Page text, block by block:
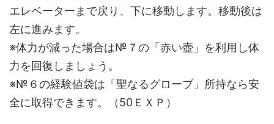
エレベーターまで戻り、下に移動します。移動後は
左に進みます。
※体力が減った場合は№７の「赤い壺」を利用し体
力を回復しましょう。
※№６の経験値袋は「聖なるグローブ」所持なら安
全に取得できます。（50ＥＸＰ）